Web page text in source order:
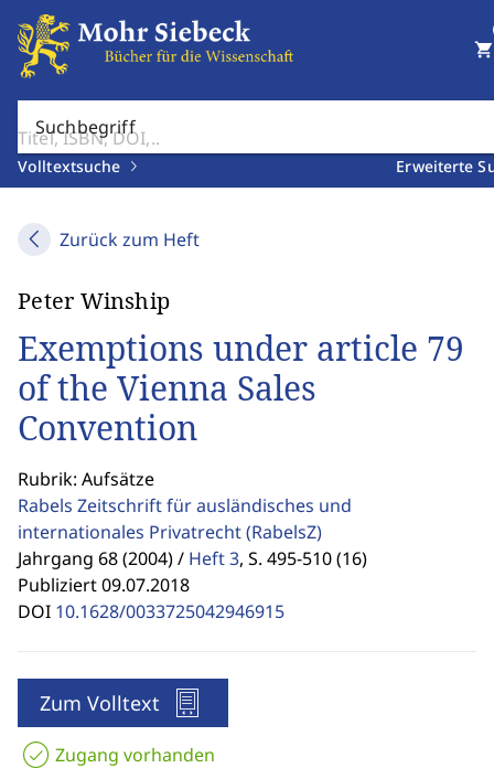
Suchbegriff
Volltextsuche Erweiterte
shopping_cart
Zurück zum Heft
Peter Winship
Exemptions under article 79
of the Vienna Sales
Convention
Rubrik: Aufsätze
Rabels Zeitschrift für ausländisches und
internationales Privatrecht(RabelsZ)
Jahrgang 68 (2004) / Heft 3, S. 495-510 (16)
Publiziert 09.07.2018
DOI 10.1628/0033725042946915
Zum Volltext
Zugang vorhanden